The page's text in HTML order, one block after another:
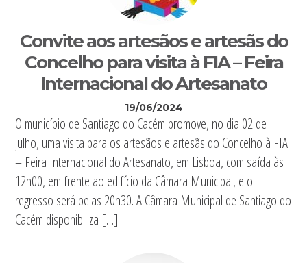
Convite aos artesãos e artesãs do
Concelho para visita à FIA – Feira
Internacional do Artesanato
19/06/2024
O município de Santiago do Cacém promove, no dia 02 de
julho, uma visita para os artesãos e artesãs do Concelho à FIA
– Feira Internacional do Artesanato, em Lisboa, com saída às
12h00, em frente ao edifício da Câmara Municipal, e o
regresso será pelas 20h30. A Câmara Municipal de Santiago do
Cacém disponibiliza […]